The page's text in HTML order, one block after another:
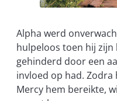
Alpha werd
hulpeloos toen hij zijn
gehinderd door een
invloed op had. Zodra
Mercy hem bereikte,